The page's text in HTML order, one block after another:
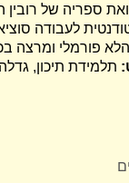
של רובין הוב.
סוציאלית,
ומרצה בכנסים.
תיכון, גדלה עם